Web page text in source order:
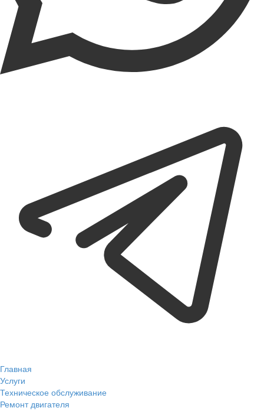
Главная
Услуги
Техническое обслуживание
Ремонт двигателя